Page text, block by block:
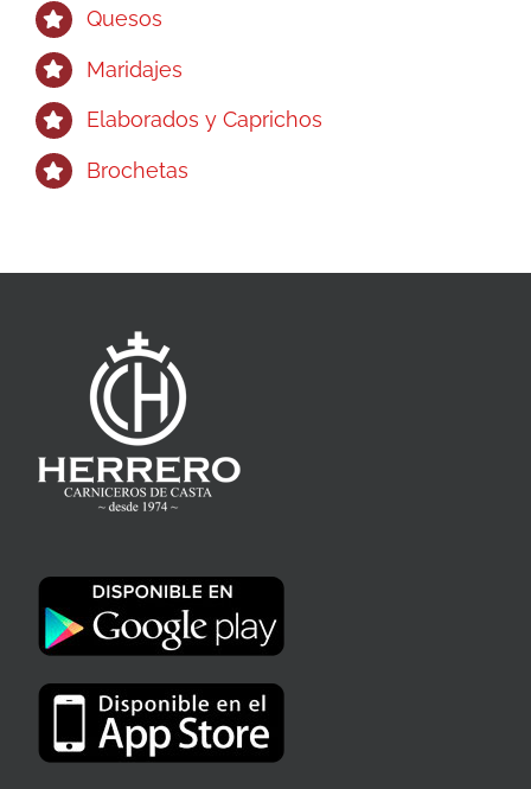
Quesos
Maridajes
Elaborados y Caprichos
Brochetas